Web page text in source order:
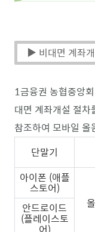
▶ 비대면 계좌
1금융권 농협중앙
대면 계좌개설 절
참조하여 모바일
단말기
아이폰 (애플
스토어)
안드로이드
(플레이스토